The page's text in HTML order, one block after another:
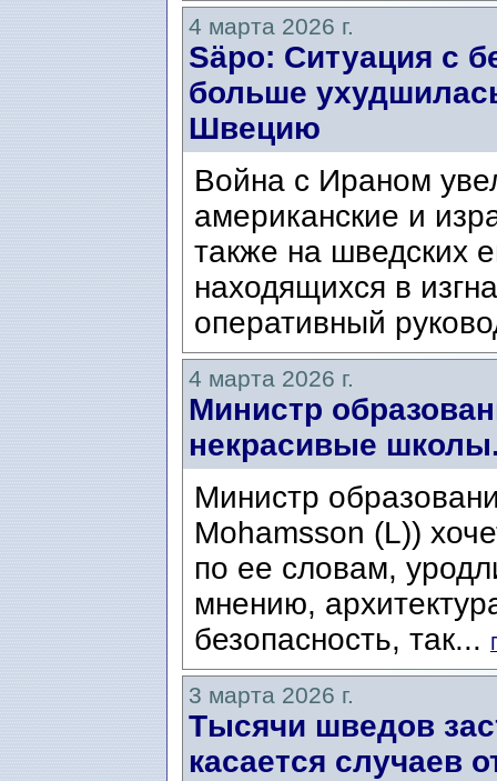
4 марта 2026 г.
Säpo: Ситуация с
больше
Швецию
Война с Ираном
американские и
также на шведских
находящихся в
оперативный
4 марта 2026 г.
Министр
некрасивые
Министр
Mohamsson (L))
по ее словам,
мнению,
безопасность, так...
3 марта 2026 г.
Тысячи шведов
касается случаев